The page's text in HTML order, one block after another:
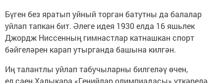
Бүген без яратып уйный торган батутны да балалар
уйлап тапкан бит. Әлеге идея 1930 елда 16 яшьлек
Джордж Ниссенның гимнастлар катнашкан спорт
бәйгеләрен карап утырганда башына килгән.
Иң талантлы уйлап табучыларны билгеләү өчен,
ел саен Халыкара «Генийлар олимпиадасы» үткәрелә.